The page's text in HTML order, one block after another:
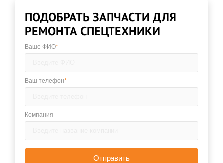
ПОДОБРАТЬ ЗАПЧАСТИ ДЛЯ
РЕМОНТА СПЕЦТЕХНИКИ
Ваше ФИО*
Ваш телефон*
Компания
Отправить